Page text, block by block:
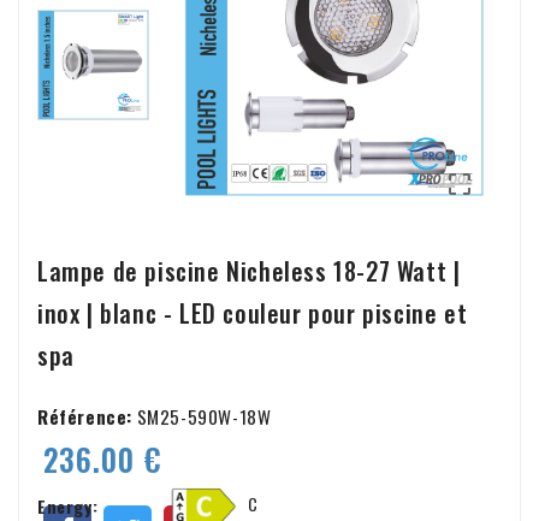

Lampe de piscine Nicheless 18-27 Watt |
inox | blanc - LED couleur pour piscine et
spa
Référence: SM25-590W-18W
236.00 €
Energy:
C